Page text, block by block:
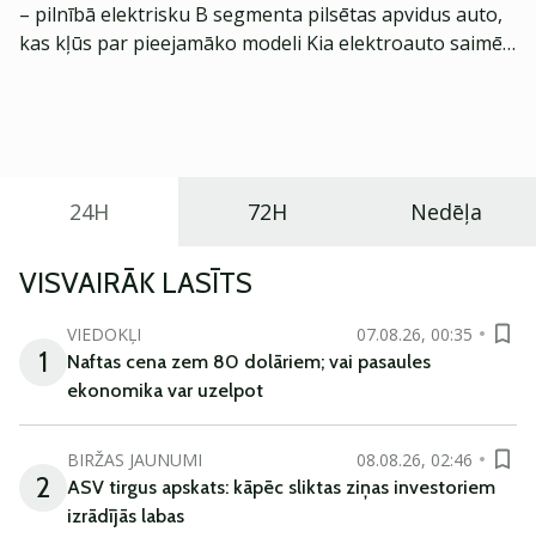
– pilnībā elektrisku B segmenta pilsētas apvidus auto,
kas kļūs par pieejamāko modeli Kia elektroauto saimē
24H 72H Nedēļa
VISVAIRĀK LASĪTS
1
VIEDOKĻI
07.08.26, 00:35
Naftas cena zem 80 dolāriem; vai pasaules
ekonomika var uzelpot
2
BIRŽAS JAUNUMI
08.08.26, 02:46
ASV tirgus apskats: kāpēc sliktas ziņas investoriem
izrādījās labas